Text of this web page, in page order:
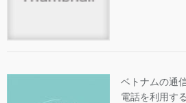
ベトナムの通
電話を利用す